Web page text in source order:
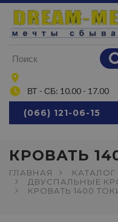
ВТ - СБ: 10.00 - 17.00
(066) 121-06-15
КРОВАТЬ
ГЛАВНАЯ КАТАЛОГ
ДВУСПАЛЬНЫЕ
КРОВАТЬ 1400